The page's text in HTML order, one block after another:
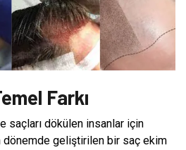
Farkı
saçları dökülen insanlar için
dönemde geliştirilen bir saç ekim